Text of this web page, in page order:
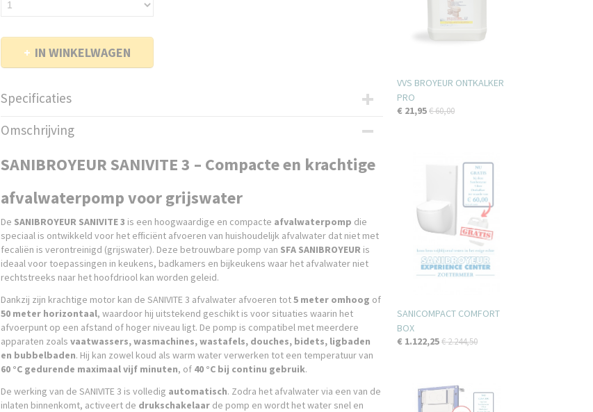
IN WINKELWAGEN
Specificaties
Productcode leverancier
Netto gewicht
Afmetingen (l,b,h)
37,50 x 18,50 x 26 cm
Omschrijving
SANIBROYEUR SANIVITE 3 – Compacte en krachtige
afvalwaterpomp voor grijswater
De SANIBROYEUR SANIVITE 3 is een hoogwaardige en compacte afvalwaterpomp die
speciaal is ontwikkeld voor het efficiënt afvoeren van huishoudelijk afvalwater dat niet met
fecaliën is verontreinigd (grijswater). Deze betrouwbare pomp van SFA SANIBROYEUR is
ideaal voor toepassingen in keukens, badkamers en bijkeukens waar het afvalwater niet
rechtstreeks naar het hoofdriool kan worden geleid.
Dankzij zijn krachtige motor kan de SANIVITE 3 afvalwater afvoeren tot5 meter omhoog of
50 meter horizontaal, waardoor hij uitstekend geschikt is voor situaties waarin het
afvoerpunt op een afstand of hoger niveau ligt. De pomp is compatibel met meerdere
apparaten zoals vaatwassers, wasmachines, wastafels, douches, bidets, ligbaden
en bubbelbaden. Hij kan zowel koud als warm water verwerken tot een temperatuur van
60 °C gedurende maximaal vijf minuten, of 40 °C bij continu gebruik.
De werking van de SANIVITE 3 is volledig automatisch. Zodra het afvalwater via een van de
inlaten binnenkomt, activeert de drukschakelaar de pomp en wordt het water snel en
VVS BROYEUR ONTKALKER
PRO
€ 21,95€ 60,00
SANICOMPACT COMFORT
BOX
€ 1.122,25€ 2.244,50